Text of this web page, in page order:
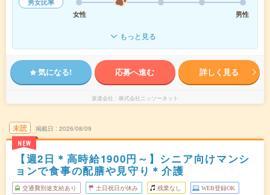
男女比率
女性
男性
もっと見る
気になる! 応募へ進む 詳しく見る
派遣会社 株式会社ニッソーネット
未読
NEW
掲載日 2026/08/09
【週2日＊高時給1900円～】シニア向けマンシ
ョンで食事の配膳や見守り＊介護
交通費別途支給あり 土日祝日が休み 残業なし WEB登録OK